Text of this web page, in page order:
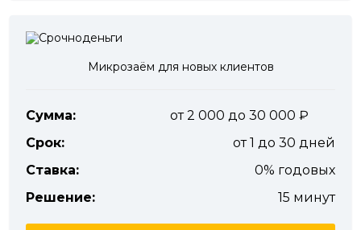
Микрозаём для новых клиентов
Сумма:
от 2 000 до 30 000
Срок:
от 1 до 30 дней
Ставка:
0% годовых
Решение:
15 минут